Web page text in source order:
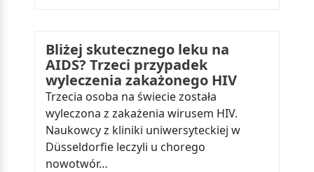
Bliżej skutecznego leku na
AIDS? Trzeci przypadek
wyleczenia zakażonego HIV
Trzecia osoba na świecie została
wyleczona z zakażenia wirusem HIV.
Naukowcy z kliniki uniwersyteckiej w
Düsseldorfie leczyli u chorego
nowotwór…